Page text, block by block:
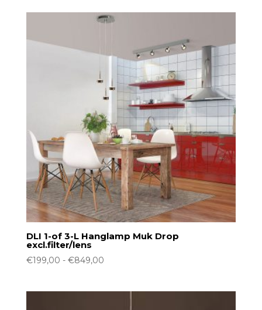
€1.139,00
DLI 1-of 3-L Hanglamp Muk Drop
excl.filter/lens
€199,00 - €849,00Prijsklasse: